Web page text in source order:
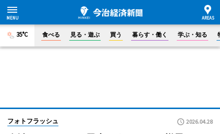
35°C 食べる 見る・遊ぶ 買う 暮らす・働く 学ぶ・知る
フォトフラッシュ 2026.04.28